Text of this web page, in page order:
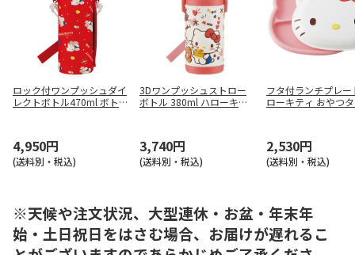
ロック付ワンプッシュダイ
レクトボトル470ml ボト
4,950円
(送料別・税込)
3Dワンプッシュストロー
ボトル 380ml ハローキテ
3,740円
(送料別・税込)
フタ付ランチプレー
ローキティ おやつ
2,530円
(送料別・税込)
※天候や注文状況、大型連休・お盆・年末年
始・土日祝日をはさむ場合、お届けが遅れるこ